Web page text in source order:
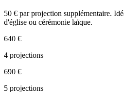
50 € par projection supplémentaire.
d'église ou cérémonie laïque.
640 €
4 projections
690 €
5 projections